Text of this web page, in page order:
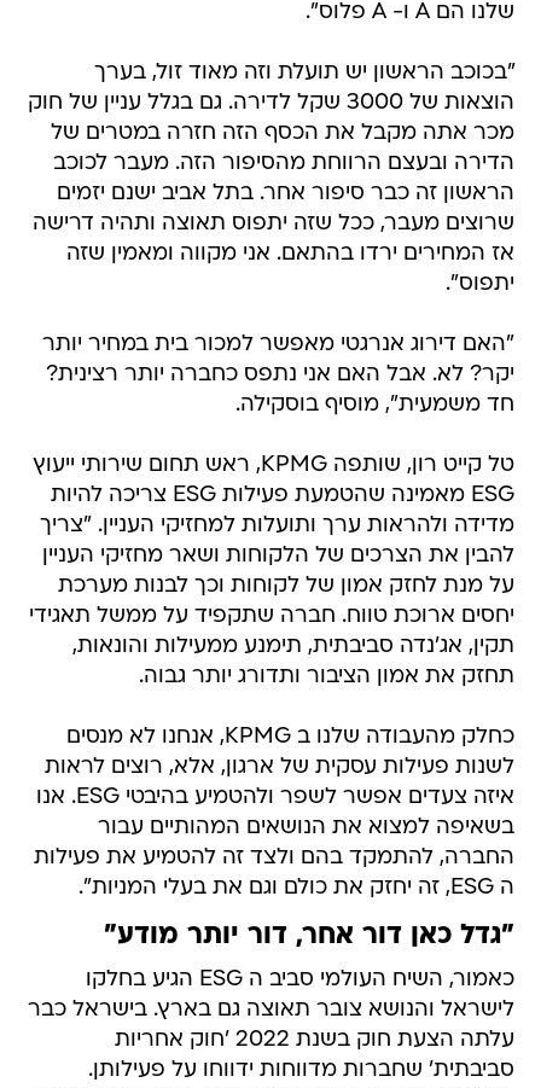
שלנו הם A ו- A פלוס".
"בכוכב הראשון יש תועלת וזה מאוד זול, בערך
הוצאות של 3000 שקל לדירה. גם בגלל עניין של חוק
מכר אתה מקבל את הכסף הזה חזרה במטרים של
הדירה ובעצם הרווחת מהסיפור הזה. מעבר לכוכב
הראשון זה כבר סיפור אחר. בתל אביב ישנם יזמים
שרוצים מעבר, ככל שזה יתפוס תאוצה ותהיה דרישה
אז המחירים ירדו בהתאם. אני מקווה ומאמין שזה
יתפוס".
"האם דירוג אנרגטי מאפשר למכור בית במחיר יותר
יקר? לא. אבל האם אני נתפס כחברה יותר רצינית?
חד משמעית", מוסיף בוסקילה.
טל קייט רון, שותפה KPMG, ראש תחום שירותי ייעוץ
ESG מאמינה שהטמעת פעילות ESG צריכה להיות
מדידה ולהראות ערך ותועלות למחזיקי העניין. "צריך
להבין את הצרכים של הלקוחות ושאר מחזיקי העניין
על מנת לחזק אמון של לקוחות וכך לבנות מערכת
יחסים ארוכת טווח. חברה שתקפיד על ממשל תאגידי
תקין, אג'נדה סביבתית, תימנע ממעילות והונאות,
תחזק את אמון הציבור ותדורג יותר גבוה.
כחלק מהעבודה שלנו ב KPMG, אנחנו לא מנסים
לשנות פעילות עסקית של ארגון, אלא, רוצים לראות
איזה צעדים אפשר לשפר ולהטמיע בהיבטי ESG. אנו
בשאיפה למצוא את הנושאים המהותיים עבור
החברה, להתמקד בהם ולצד זה להטמיע את פעילות
ה ESG, זה יחזק את כולם וגם את בעלי המניות".
"גדל כאן דור אחר, דור יותר מודע"
כאמור, השיח העולמי סביב ה ESG הגיע בחלקו
לישראל והנושא צובר תאוצה גם בארץ. בישראל כבר
עלתה הצעת חוק בשנת 2022 'חוק אחריות
סביבתית' שחברות מדווחות ידווחו על פעילותן.